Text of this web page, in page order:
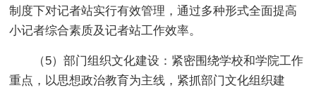
制度下对记者站实行有效管理，通过多种形式全面提高
小记者综合素质及记者站工作效率。
（5）部门组织文化建设：紧密围绕学校和学院工作
重点，以思想政治教育为主线，紧抓部门文化组织建